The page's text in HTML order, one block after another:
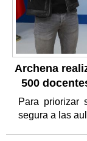
Archena
500
Para priorizar
segura a las